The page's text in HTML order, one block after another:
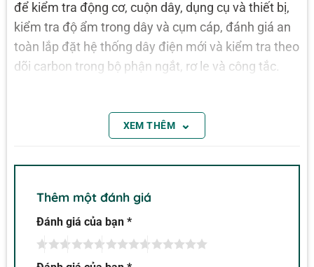
để kiểm tra động cơ, cuộn dây, dụng cụ và thiết bị,
kiểm tra độ ẩm trong dây và cụm cáp, đánh giá an
toàn lắp đặt hệ thống dây điện mới và kiểm tra theo
dõi carbon trong bộ phận ngắt, rơ le và công tắc.
XEM THÊM ⌄
Thêm một đánh giá
Đánh giá của bạn *